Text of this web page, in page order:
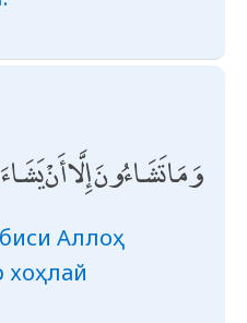
وَمَا تَشَاءُونَ إِلَّا أَنْ
Аллоҳ
хоҳлай